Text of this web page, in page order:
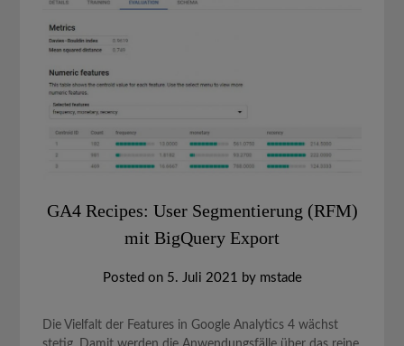
GA4 Recipes: User Segmentierung (RFM)
mit BigQuery Export
Posted on 5. Juli 2021 by mstade
Die Vielfalt der Features in Google Analytics 4 wächst